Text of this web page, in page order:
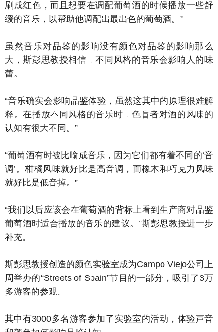
刷成红色，而且想要在调配葡萄酒的时候播放一些舒
缓的音乐，以帮助他调配出最出色的葡萄酒。”
虽然音乐对品鉴的影响没有颜色对品鉴的影响那么
大，斯彭思教授相信，不同风格的音乐会影响人的味
蕾。
“音乐确实会影响品鉴体验，虽然这其中的原理很难解
释。在播放不同风格的音乐时，色盲者对酒的风味的
认知有很大不同。”
“葡萄酒有时被比喻成音乐，因为它们都有着不同的‘音
调’。柑橘风味就好比是高音调，而橡木和巧克力风味
就好比是低音掉。”
“我们以后应该会在葡萄酒的背标上看到生产商对品鉴
葡萄酒时适合播放的音乐的建议。”斯彭思教授进一步
补充。
斯彭思教授创造的颜色实验室成为Campo Viejo公司上
周举办的“Streets of Spain”节目的一部分，吸引了3万
多游客的参观。
其中有3000多名游客参加了实验室的活动，体验声音